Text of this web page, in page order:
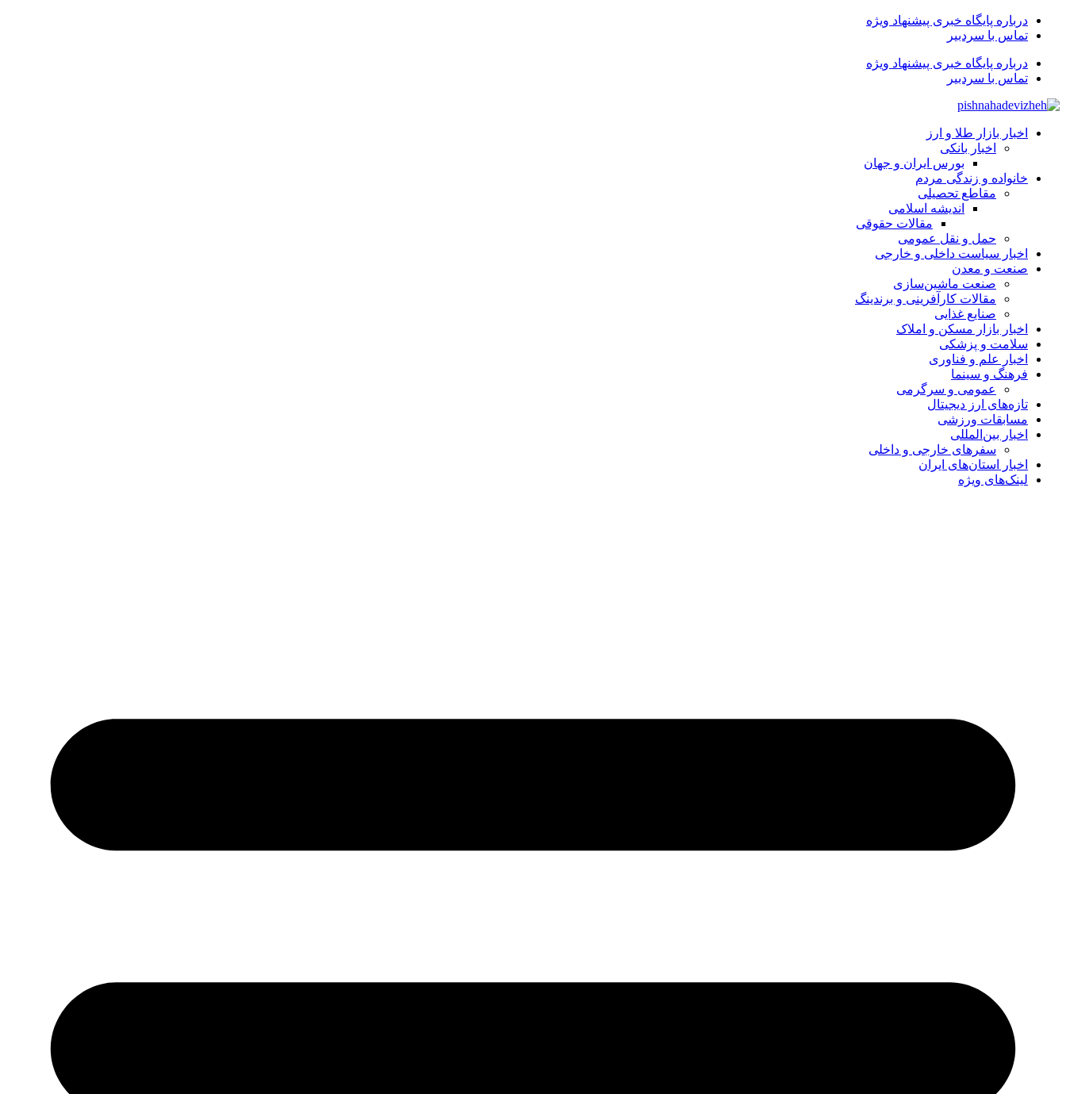
درباره پایگاه خبری پیشنهاد ویژه
تماس با سردبیر
درباره پایگاه خبری پیشنهاد ویژه
تماس با سردبیر
اخبار بازار طلا و ارز
اخبار بانکی
بورس ایران و جهان
خانواده و زندگی مردم
مقاطع تحصیلی
اندیشه اسلامی
مقالات حقوقی
حمل و نقل عمومی
اخبار سیاست داخلی و خارجی
صنعت و معدن
صنعت ماشین‌سازی
مقالات کارآفرینی و برندینگ
صنایع غذایی
اخبار بازار مسکن و املاک
سلامت و پزشکی
اخبار علم و فناوری
فرهنگ و سینما
عمومی و سرگرمی
تازه‌های ارز دیجیتال
مسابقات ورزشی
اخبار بین‌المللی
سفرهای خارجی و داخلی
اخبار استان‌های ایران
لینک‌های ویژه